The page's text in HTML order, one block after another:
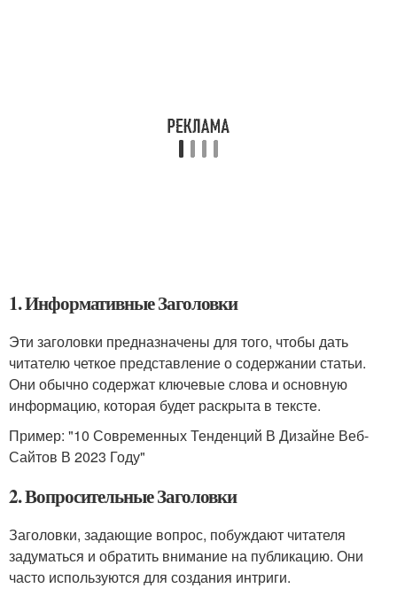
1. Информативные Заголовки
Эти заголовки предназначены для того, чтобы дать
читателю четкое представление о содержании статьи.
Они обычно содержат ключевые слова и основную
информацию, которая будет раскрыта в тексте.
Пример: "10 Современных Тенденций В Дизайне Веб-
Сайтов В 2023 Году"
2. Вопросительные Заголовки
Заголовки, задающие вопрос, побуждают читателя
задуматься и обратить внимание на публикацию. Они
часто используются для создания интриги.